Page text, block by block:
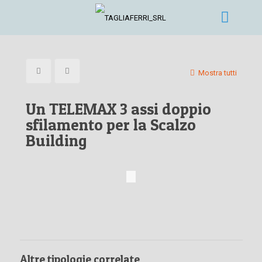
Mostra tutti
Un TELEMAX 3 assi doppio
sfilamento per la Scalzo
Building